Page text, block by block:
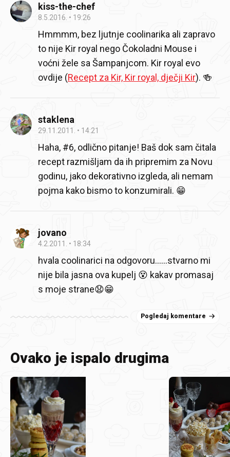
kiss-the-chef
8.5.2016. 19:26
Hmmmm, bez ljutnje coolinarika ali zapravo
to nije Kir royal nego Čokoladni Mouse i
voćni žele sa Šampanjcom. Kir royal evo
ovdije (Recept za Kir, Kir royal, dječji Kir). 🍻
staklena
29.11.2011. 14:21
Haha, #6, odlično pitanje! Baš dok sam čitala
recept razmišljam da ih pripremim za Novu
godinu, jako dekorativno izgleda, ali nemam
pojma kako bismo to konzumirali. 😁
jovano
4.2.2011. 18:34
hvala coolinarici na odgovoru......stvarno mi
nije bila jasna ova kupelj 😵 kakav promasaj
s moje strane😧😁
Pogledaj komentare
Ovako je ispalo drugima